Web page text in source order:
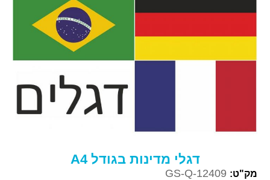
דגלי מדינות בגודל A4
מק"ט: GS-Q-12409